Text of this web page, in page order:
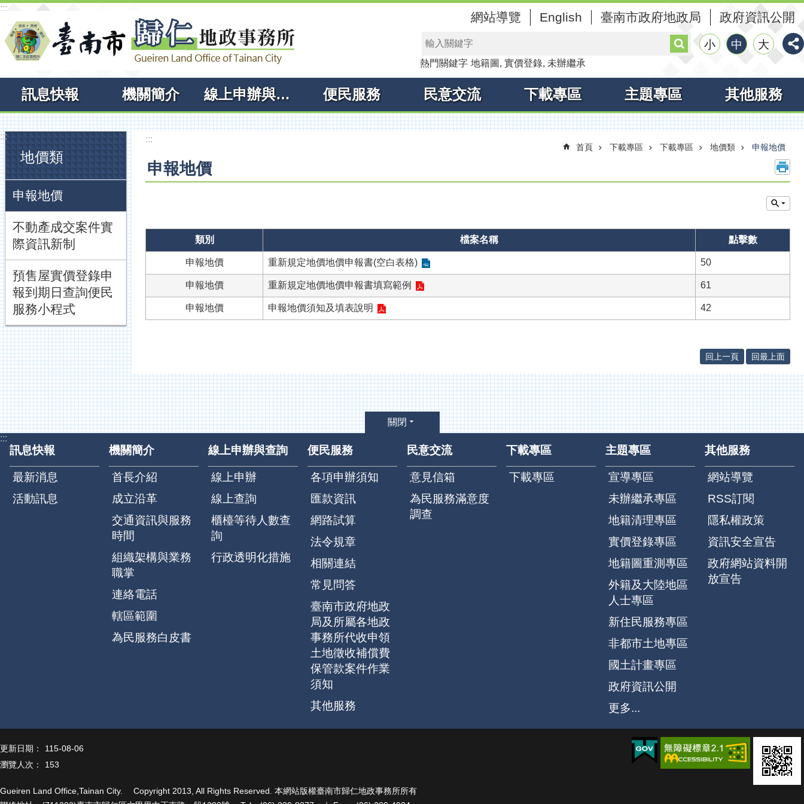
跳到主要內容區塊
:::
網站導覽 English 臺南市政府地政局 政府資訊公開
搜
尋 小 中 大
熱門關鍵字 地籍圖 實價登錄 未辦繼承
訊息快報 機關簡介 線上申辦與查詢 便民服務 民意交流 下載專區 主題專區 其他服務
:::
地價類
申報地價
不動產成交案件實
際資訊新制
預售屋實價登錄申
報到期日查詢便民
服務小程式
:::
首頁 下載專區 下載專區 地價類 申報地價
申報地價
類別 檔案名稱 點擊數
申報地價 重新規定地價地價申報書(空白表格) 50
申報地價 重新規定地價地價申報書填寫範例 61
申報地價 申報地價須知及填表說明 42
回上一頁 回最上面
關閉
:::
訊息快報
最新消息
活動訊息
機關簡介
首長介紹
成立沿革
交通資訊與服務
時間
組織架構與業務
職掌
連絡電話
轄區範圍
為民服務白皮書
線上申辦與查詢
線上申辦
線上查詢
櫃檯等待人數查
詢
行政透明化措施
便民服務
各項申辦須知
匯款資訊
網路試算
法令規章
相關連結
常見問答
臺南市政府地政
局及所屬各地政
事務所代收申領
土地徵收補償費
保管款案件作業
須知
其他服務
民意交流
意見信箱
為民服務滿意度
調查
下載專區
下載專區
主題專區
宣導專區
未辦繼承專區
地籍清理專區
實價登錄專區
地籍圖重測專區
外籍及大陸地區
人士專區
新住民服務專區
非都市土地專區
國土計畫專區
政府資訊公開
更多...
其他服務
網站導覽
RSS訂閱
隱私權政策
資訊安全宣告
政府網站資料開
放宣告
更新日期：
115-08-06
瀏覽人次：
153
Gueiren Land Office,Tainan City. Copyright 2013, All Rights Reserved. 本網站版權臺南市歸仁地政事務所所有